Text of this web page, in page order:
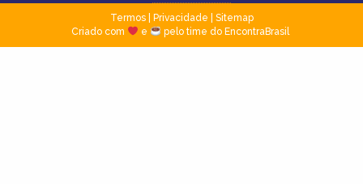
Termos| Privacidade
Sitemap
Criado com
e pelo time do EncontraBrasil